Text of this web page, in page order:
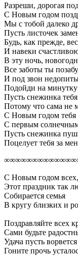
Разреши, дорогая
С Новым годом
Мы с тобой далеко
Пусть листочек
Будь, как прежде,
И навеки
В эту ночь,
Все заботы ты
И под звон
Подойди на минутку
Пусть снежинка
Потому что сама не
С Новым годом тебя
С первым
Пусть снежинка
Поцелует тебя за
С Новым годом всех,
Этот праздник так
Собирается семья
В кругу близких и
Поздравляйте всех
Сами будьте
Удача пусть
Гоните прочь